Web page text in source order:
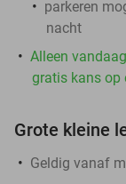
parkeren
nacht
Alleen
gratis kans op
Grote kleine
Geldig vanaf